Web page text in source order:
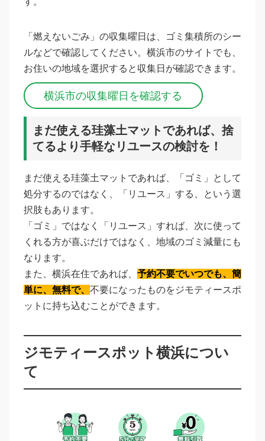
「燃えないごみ」の収集曜日は、ゴミ集積所のシー
ルなどで確認してください。横浜市のサイトでも、
お住いの地域を選択すると収集日が確認できます。
横浜市の収集曜日を確認する
まだ使える珪藻土マットであれば、捨
てるより手軽なリユースの検討を！
まだ使える珪藻土マットであれば、「ゴミ」として
処分するのではなく、「リユース」する、という選
択肢もあります。
「ゴミ」ではなく「リユース」すれば、次に使って
くれる方が喜ぶだけではなく、地域のゴミ減量にも
なります。
また、横浜在住であれば、 予約不要でいつでも、簡
単に、無料で、 不要になったものをジモティースポ
ットに持ち込むことができます。
ジモティースポット横浜につい
て